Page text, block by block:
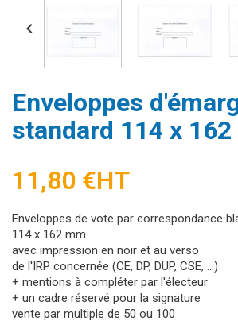

Enveloppes
standard 114 x
11,80 €HT
Enveloppes de vote par correspondance
114 x 162 mm
avec impression en noir et au verso
de l'IRP concernée (CE, DP, DUP, CSE, ...)
+ mentions à compléter par l'électeur
+ un cadre réservé pour la signature
vente par multiple de 50 ou 100